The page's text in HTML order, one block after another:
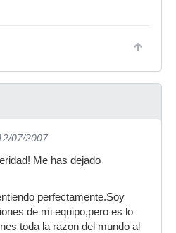
07/2007
Me has dejado
perfectamente.Soy
de mi equipo,pero es lo
toda la razon del mundo al